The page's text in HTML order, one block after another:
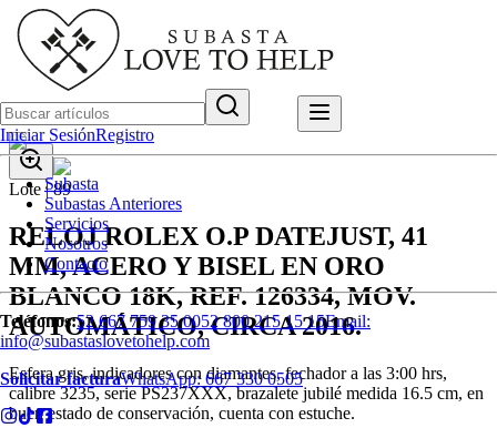
Iniciar SesiónRegistro
Subasta
Subastas Anteriores
Servicios
Nosotros
Contacto
Teléfonos:52 667 759 35 0052 800 215 15 15Email:
info@subastaslovetohelp.com
Solicitar facturaWhatsApp:667 330 0505
Lote |89
RELOJ ROLEX O.P DATEJUST, 41
MM, ACERO Y BISEL EN ORO
BLANCO 18K, REF. 126334, MOV.
AUTOMÁTICO, CIRCA 2016.
Esfera gris, indicadores con diamantes, fechador a las 3:00 hrs,
calibre 3235, serie PS237XXX, brazalete jubilé medida 16.5 cm, en
buen estado de conservación, cuenta con estuche.